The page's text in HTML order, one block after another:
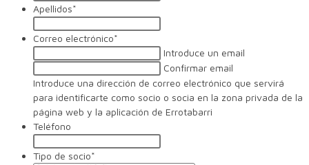
Apellidos*
Correo electrónico*
Introduce un email
Confirmar email
Introduce una dirección de correo electrónico que servirá
para identificarte como socio o socia en la zona privada de la
página web y la aplicación de Errotabarri
Teléfono
Tipo de socio*